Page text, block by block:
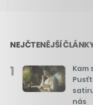
NEJČTENĚJŠÍ
1
Kam
nás